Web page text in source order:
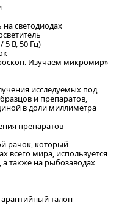
светодиодах
5 В, 50 Гц)
Изучаем микромир»
исследуемых под
и препаратов,
в доли миллиметра
препаратов
рачок, который
всего мира, используется
также на рыбозаводах
талон